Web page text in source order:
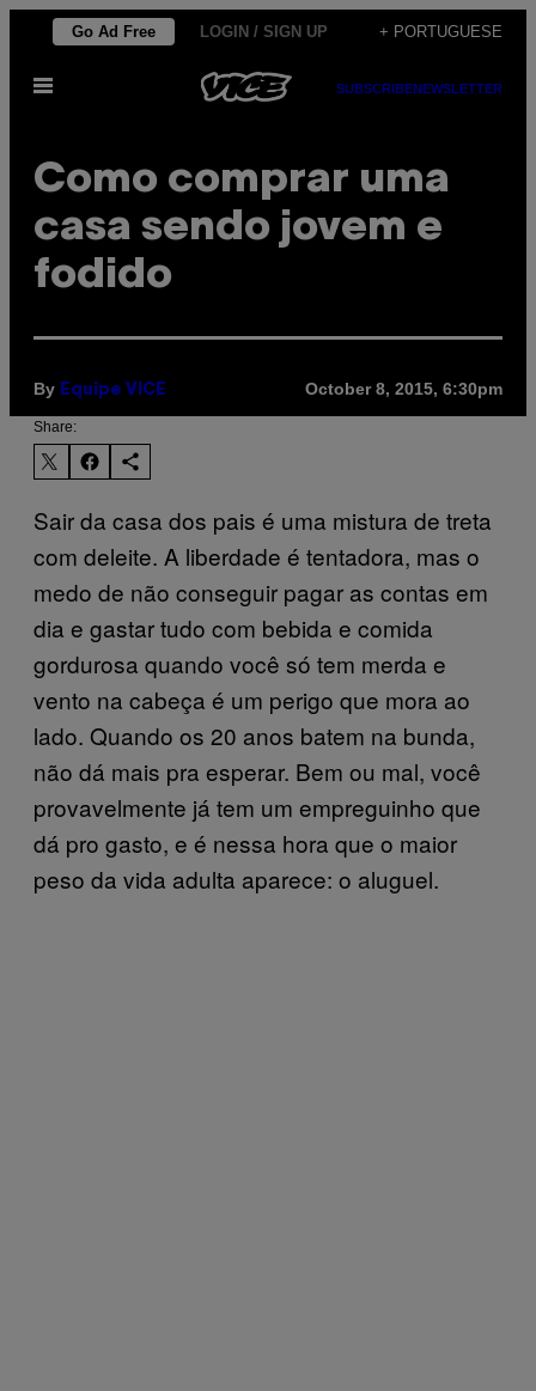
Skip
content
Go Ad Free LOGIN / SIGN UP + PORTUGUESE
Open
SUBSCRIBENEWSLETTER
​Como comprar uma
casa sendo jovem e
fodido
By Equipe VICE October 8, 2015, 6:30pm
Share:
Sair da casa dos pais é uma mistura de treta
com deleite. A liberdade é tentadora, mas o
medo de não conseguir pagar as contas em
dia e gastar tudo com bebida e comida
gordurosa quando você só tem merda e
vento na cabeça é um perigo que mora ao
lado. Quando os 20 anos batem na bunda,
não dá mais pra esperar. Bem ou mal, você
provavelmente já tem um empreguinho que
dá pro gasto, e é nessa hora que o maior
peso da vida adulta aparece: o aluguel.